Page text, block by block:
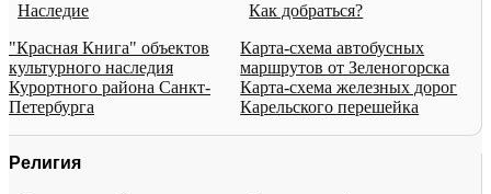
Наследие
"Красная Книга" объектов
культурного наследия
Курортного района Санкт-
Петербурга
Как добраться?
Карта-схема автобусных
маршрутов от Зеленогорска
Карта-схема железных дорог
Карельского перешейка
Религия